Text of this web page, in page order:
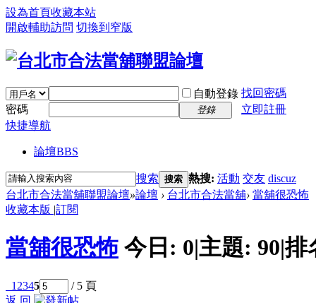
設為首頁收藏本站
開啟輔助訪問 切換到窄版
自動登錄 找回密碼
密碼
登錄
立即註冊
快捷導航
論壇BBS
搜索 搜索 熱搜: 活動 交友 discuz
台北市合法當舖聯盟論壇»論壇 › 台北市合法當舖› 當舖很恐怖
收藏本版 |訂閱
當舖很恐怖 今日: 0|主題: 90|排
1 2345
/ 5 頁
返 回